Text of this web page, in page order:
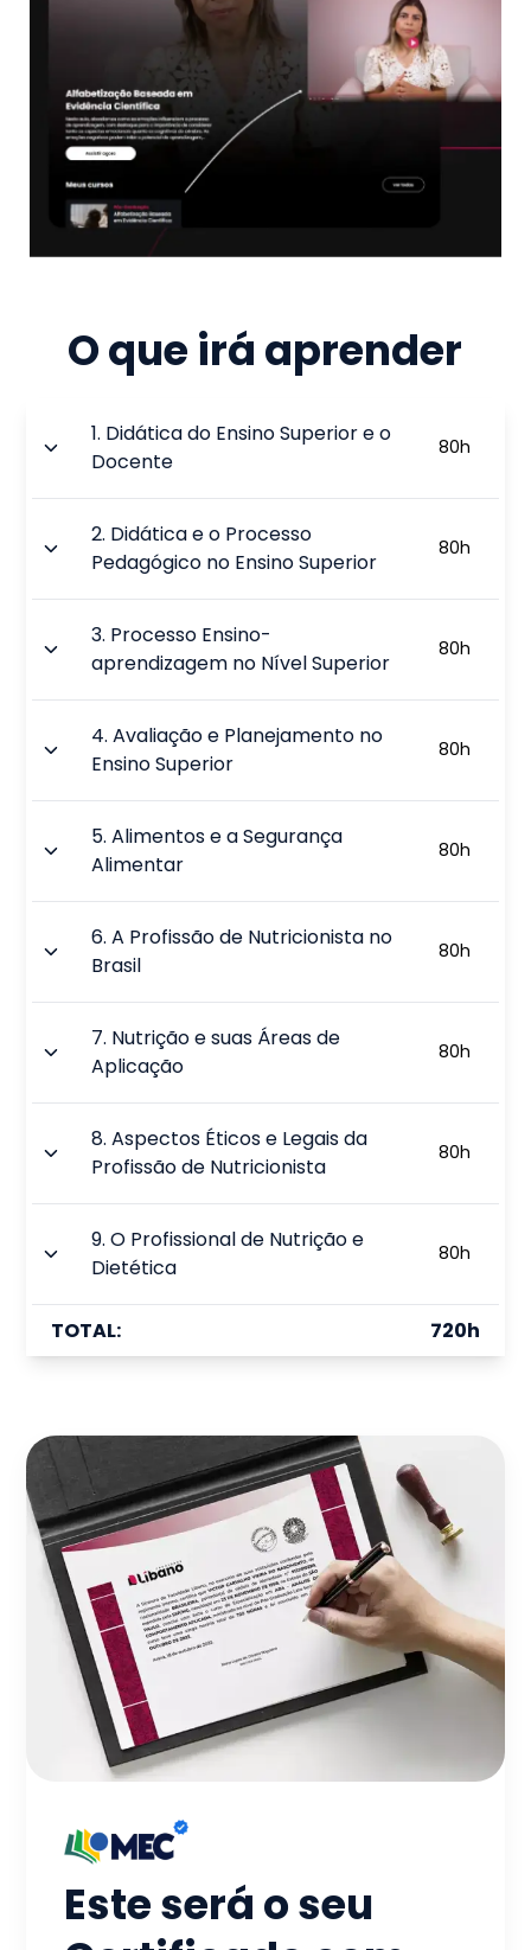
O que irá aprender
1. Didática do Ensino Superior e o
Docente
80h
2. Didática e o Processo
Pedagógico no Ensino Superior
80h
3. Processo Ensino-
aprendizagem no Nível Superior
80h
4.Avaliação e Planejamento no
Ensino Superior
80h
5.Alimentos e a Segurança
Alimentar
80h
6.A Profissão de Nutricionista no
Brasil
80h
7. Nutrição e suas Áreas de
Aplicação
80h
8.Aspectos Éticos e Legais da
Profissão de Nutricionista
80h
9.O Profissional de Nutrição e
Dietética
80h
TOTAL: 720h
Este será o seu